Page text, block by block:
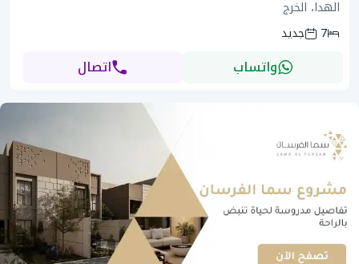
الهدا، الخرج
7
جديد
واتساب اتصال